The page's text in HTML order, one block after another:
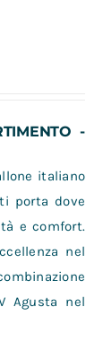
-
italiano
porta dove
e comfort.
nel
Agusta nel